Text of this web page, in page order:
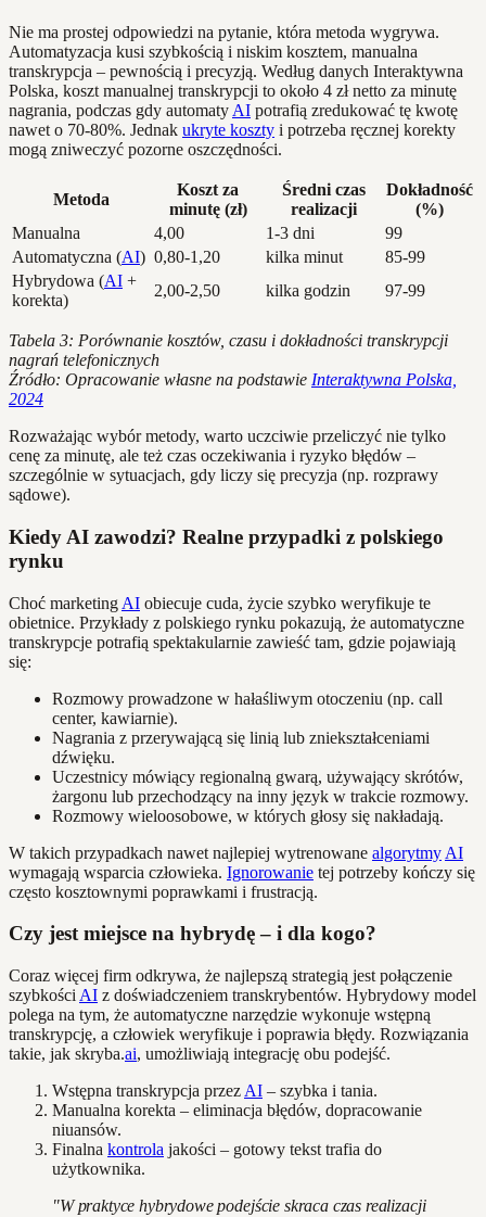
Nie ma prostej odpowiedzi na pytanie, która metoda wygrywa.
Automatyzacja kusi szybkością i niskim kosztem, manualna
transkrypcja – pewnością i precyzją. Według danych Interaktywna
Polska, koszt manualnej transkrypcji to około 4 zł netto za minutę
nagrania, podczas gdy automaty AI potrafią zredukować tę kwotę
nawet o 70-80%. Jednak ukryte koszty i potrzeba ręcznej korekty
mogą zniweczyć pozorne oszczędności.
Metoda
Koszt za
minutę (zł)
Średni czas
realizacji
Dokładność
(%)
Manualna
4,00 1-3 dni
99
Automatyczna (AI) 0,80-1,20 kilka minut
85-99
Hybrydowa (AI +
korekta)
2,00-2,50 kilka godzin 97-99
Tabela 3: Porównanie kosztów, czasu i dokładności transkrypcji
nagrań telefonicznych
Źródło: Opracowanie własne na podstawie Interaktywna Polska,
2024
Rozważając wybór metody, warto uczciwie przeliczyć nie tylko
cenę za minutę, ale też czas oczekiwania i ryzyko błędów –
szczególnie w sytuacjach, gdy liczy się precyzja (np. rozprawy
sądowe).
Kiedy AI zawodzi? Realne przypadki z polskiego
rynku
Choć marketing AI obiecuje cuda, życie szybko weryfikuje te
obietnice. Przykłady z polskiego rynku pokazują, że automatyczne
transkrypcje potrafią spektakularnie zawieść tam, gdzie pojawiają
się:
Rozmowy prowadzone w hałaśliwym otoczeniu (np. call
center, kawiarnie).
Nagrania z przerywającą się linią lub zniekształceniami
dźwięku.
Uczestnicy mówiący regionalną gwarą, używający skrótów,
żargonu lub przechodzący na inny język w trakcie rozmowy.
Rozmowy wieloosobowe, w których głosy się nakładają.
W takich przypadkach nawet najlepiej wytrenowane algorytmy AI
wymagają wsparcia człowieka. Ignorowanie tej potrzeby kończy się
często kosztownymi poprawkami i frustracją.
Czy jest miejsce na hybrydę – i dla kogo?
Coraz więcej firm odkrywa, że najlepszą strategią jest połączenie
szybkości AI z doświadczeniem transkrybentów. Hybrydowy model
polega na tym, że automatyczne narzędzie wykonuje wstępną
transkrypcję, a człowiek weryfikuje i poprawia błędy. Rozwiązania
takie, jak skryba.ai, umożliwiają integrację obu podejść.
Wstępna transkrypcja przez AI – szybka i tania.
Manualna korekta – eliminacja błędów, dopracowanie
niuansów.
Finalna kontrola jakości – gotowy tekst trafia do
użytkownika.
"W praktyce hybrydowe podejście skraca czas realizacji